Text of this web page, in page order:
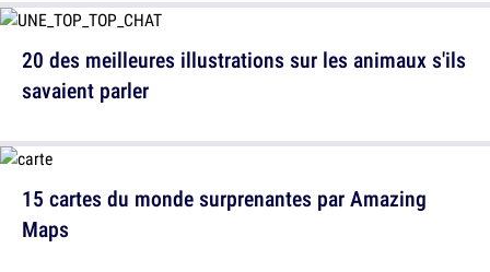
20 des meilleures illustrations sur les animaux s'ils
savaient parler
15 cartes du monde surprenantes par Amazing
Maps